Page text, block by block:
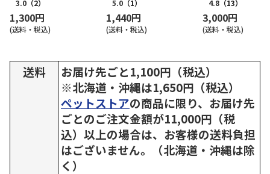
3.0 （2）
1,300円
(送料・税込)
5.0 （1）
1,440円
(送料・税込)
4.8 （13）
3,000円
(送料・税込)
送料
お届け先ごと1,100円（税込）
※北海道・沖縄は1,650円（税込）
ペットストアの商品に限り、お届け先
ごとのご注文金額が11,000円（税
込）以上の場合は、お客様の送料負担
はございません。（北海道・沖縄は除
く）